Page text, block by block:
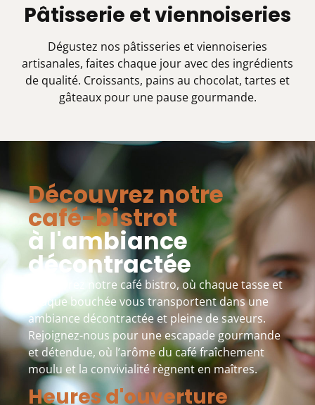
Pâtisserie et viennoiseries
Dégustez nos pâtisseries et viennoiseries
artisanales, faites chaque jour avec des ingrédients
de qualité. Croissants, pains au chocolat, tartes et
gâteaux pour une pause gourmande.
Découvrez notre
café-bistrot
à l'ambiance
décontractée
Découvrez notre café bistro, où chaque tasse et
chaque bouchée vous transportent dans une
ambiance décontractée et pleine de saveurs.
Rejoignez-nous pour une escapade gourmande
et détendue, où l’arôme du café fraîchement
moulu et la convivialité règnent en maîtres.
Heures d'ouverture